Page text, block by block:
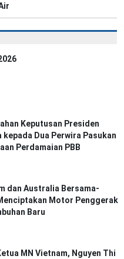
Keputusan Presiden
kepada Dua Perwira Pasukan
Perdamaian PBB
dan Australia Bersama-
Motor Penggerak
Baru
MN Vietnam, Nguyen Thi